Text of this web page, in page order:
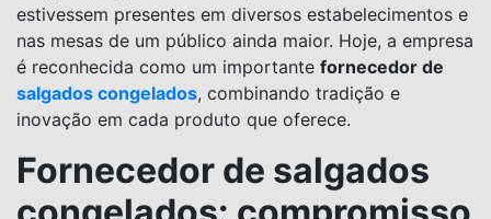
estivessem presentes em diversos estabelecimentos e
nas mesas de um público ainda maior. Hoje, a empresa
é reconhecida como um importante fornecedor de
salgados congelados, combinando tradição e
inovação em cada produto que oferece.
Fornecedor de salgados